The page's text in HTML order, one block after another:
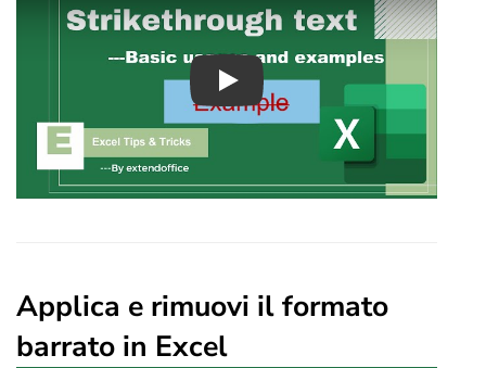
Play
Applica e rimuovi il formato
barrato in Excel